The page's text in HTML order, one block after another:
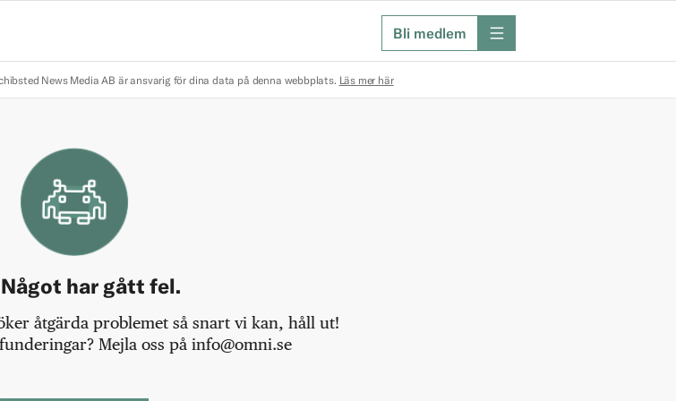
Bli medlem meny
News Media AB är ansvarig för dina data på denna webbplats. Läs mer här
har gått fel.
åtgärda problemet så snart vi kan, håll ut!
Mejla oss på info@omni.se